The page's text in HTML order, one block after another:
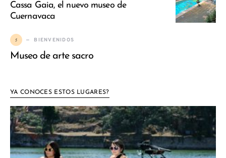
Cassa Gaia, el nuevo museo de
Cuernavaca
5 BIENVENIDOS
Museo de arte sacro
YA CONOCES ESTOS LUGARES?